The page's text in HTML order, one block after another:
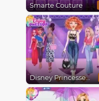
Smarte Couture
Disney Princesses Runway Show